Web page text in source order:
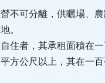
不可分離，供曬場、
。
住者，其承租面積在
方公尺以上，其在一百